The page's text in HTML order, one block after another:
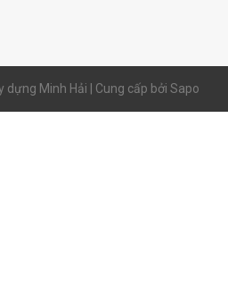
Minh Hải | Cung cấp bởi Sapo